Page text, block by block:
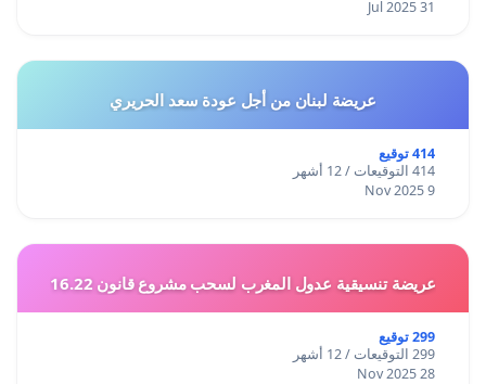
31 Jul 2025
عريضة لبنان من أجل عودة سعد الحريري
414 توقيع
414 التوقيعات / 12 أشهر
9 Nov 2025
عريضة تنسيقية عدول المغرب لسحب مشروع قانون 16.22
299 توقيع
299 التوقيعات / 12 أشهر
28 Nov 2025